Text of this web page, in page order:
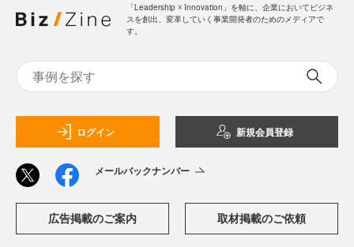
「Leadership ☓ Innovation」を軸に、企業においてビジネ
スを創出、変革していく事業開発者のためのメディアで
す。
ログイン 新規会員登録
メールバックナンバー
広告掲載のご案内 取材掲載のご依頼